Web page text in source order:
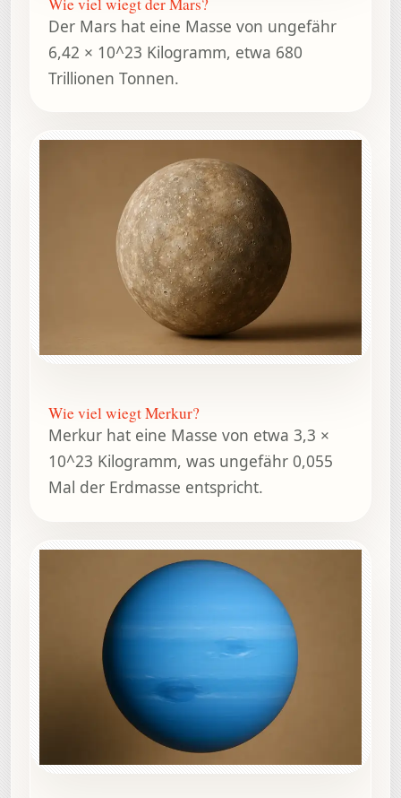
Der Mars hat eine Masse von ungefähr
6,42 × 10^23 Kilogramm, etwa 680
Trillionen Tonnen.
Wie viel wiegt Merkur?
Merkur hat eine Masse von etwa 3,3 ×
10^23 Kilogramm, was ungefähr 0,055
Mal der Erdmasse entspricht.